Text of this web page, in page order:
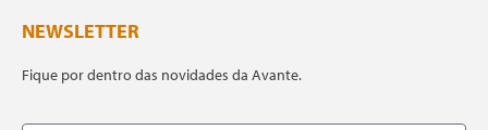
NEWSLETTER
Fique por dentro das novidades da Avante.